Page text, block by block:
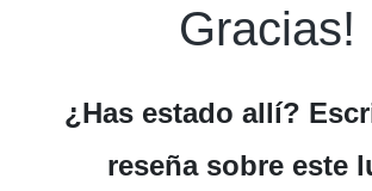
Gracias!
¿Has estado allí?
reseña sobre este